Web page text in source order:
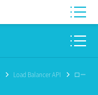
Load Balancer API
ロー